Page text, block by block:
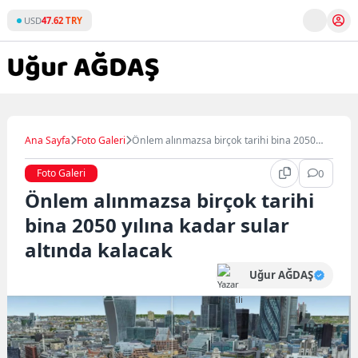
content
USD47.62 TRY
Ana Sayfa Foto Galeri Önlem alınmazsa birçok tarihi bina 2050
Foto Galeri
0
Önlem alınmazsa birçok tarihi
bina 2050 yılına kadar sular
altında kalacak
Uğur AĞDAŞ